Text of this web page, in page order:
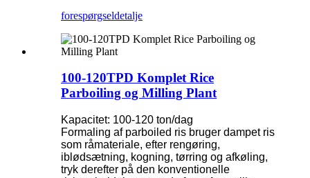
forespørgseldetalje
100-120TPD Komplet Rice
Parboiling og Milling Plant
Kapacitet: 100-120 ton/dag
Formaling af parboiled ris bruger dampet ris
som råmateriale, efter rengøring,
iblødsætning, kogning, tørring og afkøling,
tryk derefter på den konventionelle